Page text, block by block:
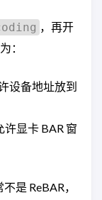
，再开
：
设备地址放到
许显卡 BAR 窗
是 ReBAR，